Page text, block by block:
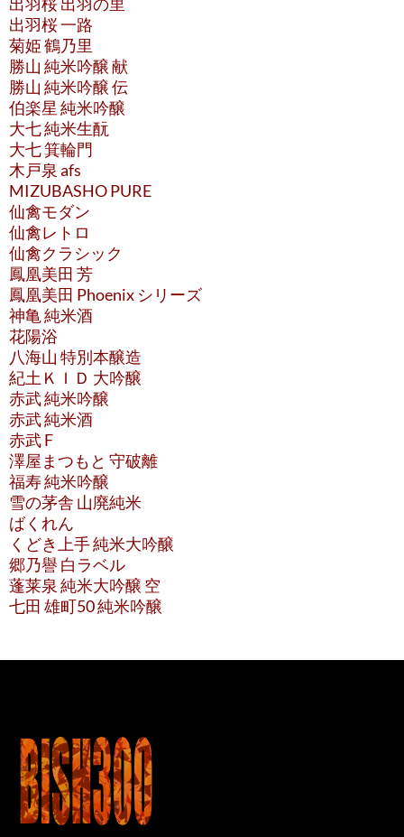
出羽桜 一路
菊姫 鶴乃里
勝山 純米吟醸 献
勝山 純米吟醸 伝
伯楽星 純米吟醸
大七 純米生酛
大七 箕輪門
木戸泉 afs
MIZUBASHO PURE
仙禽モダン
仙禽レトロ
仙禽クラシック
鳳凰美田 芳
鳳凰美田 Phoenix シリーズ
神亀 純米酒
花陽浴
八海山 特別本醸造
紀土ＫＩＤ 大吟醸
赤武 純米吟醸
赤武 純米酒
赤武 F
澤屋まつもと 守破離
福寿 純米吟醸
雪の茅舎 山廃純米
ばくれん
くどき上手 純米大吟醸
郷乃譽 白ラベル
蓬莱泉 純米大吟醸 空
七田 雄町50 純米吟醸